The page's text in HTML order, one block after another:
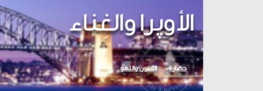
الأوپرا والغِناء
حضارة الفنون واللهو